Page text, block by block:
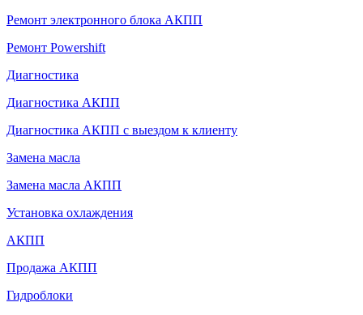
Ремонт электронного блока АКПП
Ремонт Powershift
Диагностика
Диагностика АКПП
Диагностика АКПП с выездом к клиенту
Замена масла
Замена масла АКПП
Установка охлаждения
АКПП
Продажа АКПП
Гидроблоки